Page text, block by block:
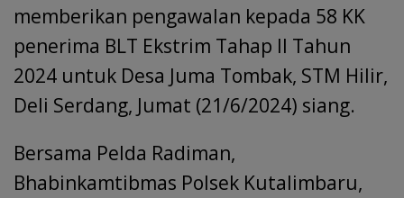
memberikan pengawalan kepada 58 KK
penerima BLT Ekstrim Tahap II Tahun
2024 untuk Desa Juma Tombak, STM Hilir,
Deli Serdang, Jumat (21/6/2024) siang.
Bersama Pelda Radiman,
Bhabinkamtibmas Polsek Kutalimbaru,